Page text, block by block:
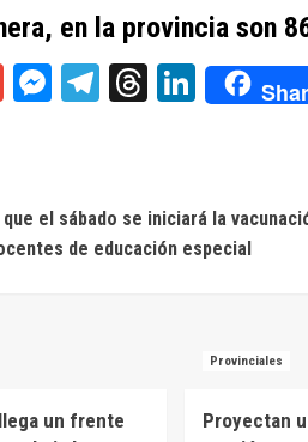
en la provincia son
GmailMessenger
Telegram
Threads
el sábado se iniciará la
de educación especial
un frente
Provinciales
Proyectan